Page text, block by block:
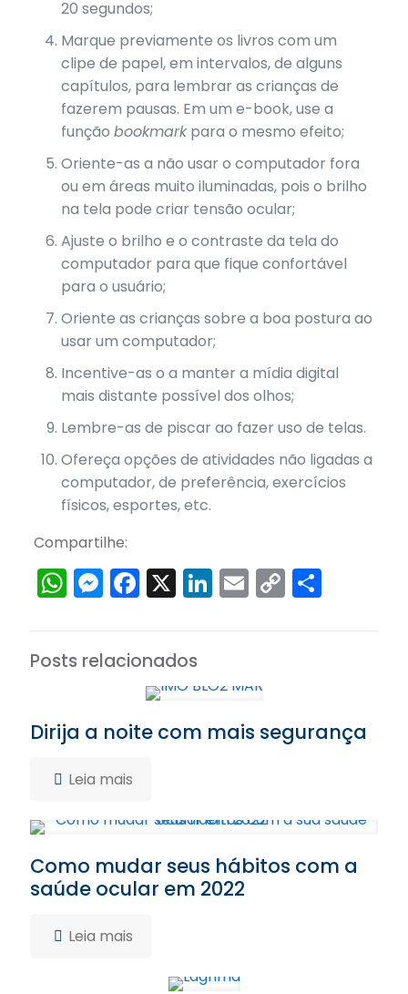
20 segundos;
Marque previamente os livros com um
clipe de papel, em intervalos, de alguns
capítulos, para lembrar as crianças de
fazerem pausas. Em um e-book, use a
função bookmarkpara o mesmo efeito;
Oriente-as a não usar o computador fora
ou em áreas muito iluminadas, pois o brilho
na tela pode criar tensão ocular;
Ajuste o brilho e o contraste da tela do
computador para que fique confortável
para o usuário;
Oriente as crianças sobre a boa postura ao
usar um computador;
Incentive-as o a manter a mídia digital
mais distante possível dos olhos;
Lembre-as de piscar ao fazer uso de telas.
Ofereça opções de atividades não ligadas a
computador, de preferência, exercícios
físicos, esportes, etc.
Compartilhe:
WhatsApp
Messenger
Facebook
X LinkedIn
Email
Copy
Link
Share
Posts relacionados
Dirija a noite com mais segurança
Leia mais
Como mudar seus hábitos com a
saúde ocular em 2022
Leia mais